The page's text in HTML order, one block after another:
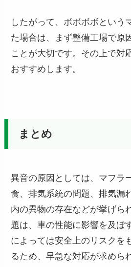
したがって、ボボボボという
た場合は、まず整備工場で原
ことが大切です。その上で対
おすすめします。
まとめ
異音の原因としては、マフラ
食、排気系統の問題、排気漏
内の異物の存在などが挙げら
題は、車の性能に影響を及ぼ
によっては安全上のリスクを
るため、早急な対応が求めら